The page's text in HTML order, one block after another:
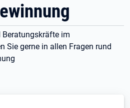
Beratungskräfte im
Sie gerne in allen Fragen rund